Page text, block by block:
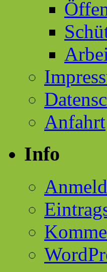
Anfahrt
Info